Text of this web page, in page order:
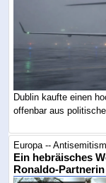
Dublin kaufte einen
offenbar aus
Europa --
Ein hebräisches
Ronaldo-Partnerin